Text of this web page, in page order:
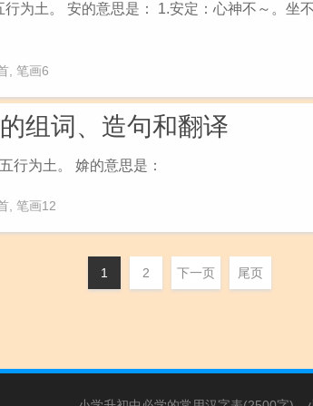
行为土。 安的意思是： 1.安定：心神不～。坐
笔画6
组词、造句和翻译
行为土。 媕的意思是：
笔画12
1 2 下一页 尾页